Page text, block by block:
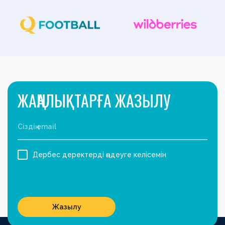
ЖАҢАЛЫҚТАРҒА ЖАЗЫЛУ
Дербес деректерді өңдеуге келісемін
Жазылу